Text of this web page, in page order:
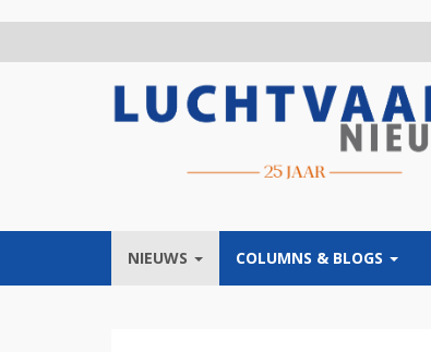
NIEUWS COLUMNS & BLOGS